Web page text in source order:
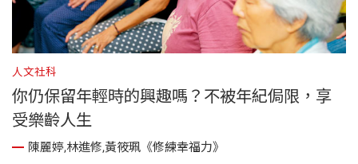
人文社科
你仍保留年輕時的興趣嗎？不被年紀侷限，享
受樂齡人生
陳麗婷,林進修,黃筱珮《修練幸福力》